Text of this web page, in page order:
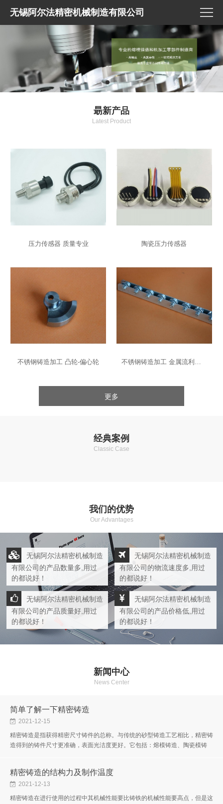
无锡阿尔法精密机械制造有限公司
朂新产品
Latest Product
压力传感器 质量专业 陶瓷压力传感器
不锈钢铸造加工 凸轮-偏心轮 不锈钢铸造加工 金属流利条-导轨
更多
经典案例
Classic Case
我们的优势
Our Advantages
无锡阿尔法精密机械制造
有限公司的产品数量多,用过
的都说好！
无锡阿尔法精密机械制造
有限公司的物流速度多,用过
的都说好！
无锡阿尔法精密机械制造
有限公司的产品质量好,用过
的都说好！
无锡阿尔法精密机械制造
有限公司的产品价格低,用过
的都说好！
新闻中心
News Center
简单了解一下精密铸造
2021-12-15
精密铸造是指获得精密尺寸铸件的总称。与传统的砂型铸造工艺相比，精密铸
造得到的铸件尺寸更准确，表面光洁度更好。它包括：熔模铸造、陶瓷模铸
精密铸造的结构力及制作温度
2021-12-13
精密铸造在进行使用的过程中其机械性能要比铸铁的机械性能要高点，但是这